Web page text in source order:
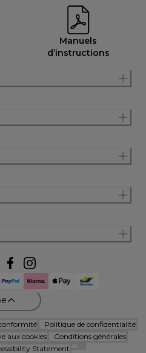
Manuels
d’instructions
Politique de confidentialité
aux cookies
Conditions générales
Statement